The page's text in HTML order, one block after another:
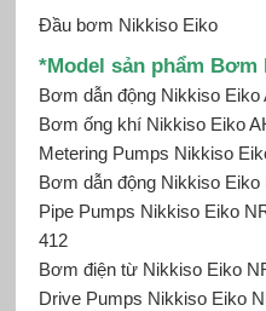
Đầu bơm Nikkiso Eiko
*Model sản phẩm Bơm
Bơm dẫn động Nikkiso Eiko
Bơm ống khí Nikkiso Eiko
Metering Pumps Nikkiso
Bơm dẫn động Nikkiso Eiko
Pipe Pumps Nikkiso Eiko
412
Bơm điện từ Nikkiso Eiko
Drive Pumps Nikkiso Eiko